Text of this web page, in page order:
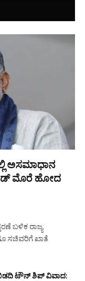
ಅಸಮಾಧಾನ
ಮೊರೆ ಹೋದ
ಬಳಿಕ ರಾಜ್ಯ
ಸಚಿವರಿಗೆ ಖಾತೆ
ಬಿಡದಿ ಟೌನ್‌ ಶಿಪ್ ವಿವಾದ: